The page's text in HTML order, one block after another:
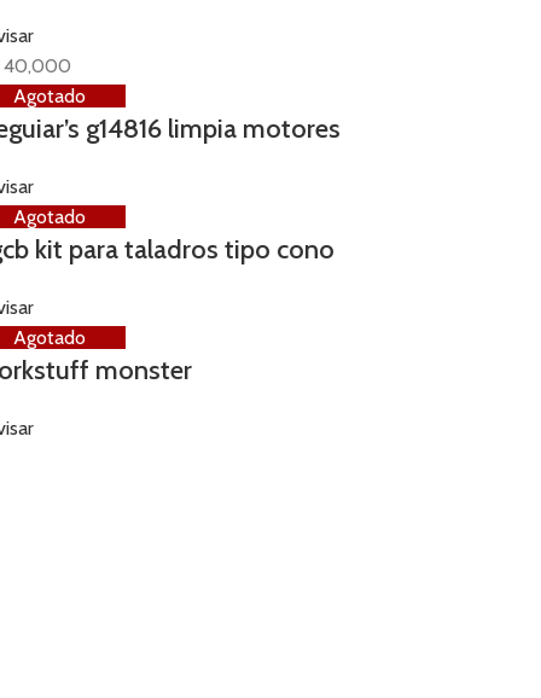
40,000
Agotado
g14816 limpia motores
Agotado
kit para taladros tipo cono
Agotado
monster